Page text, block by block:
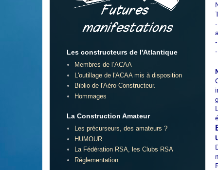
Les constructeurs de l'Atlantique
Membres de l’ACAA
L'outillage de l'ACAA mis à disposition
Biblio de l'Aéro-Constructeur.
Hommages
La Construction Amateur
Les précurseurs, des amateurs ?
HUMOUR
La Fédération RSA, les Clubs RSA
Réglementation